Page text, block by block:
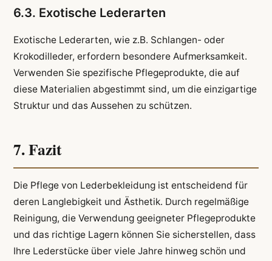
6.3. Exotische Lederarten
Exotische Lederarten, wie z.B. Schlangen- oder
Krokodilleder, erfordern besondere Aufmerksamkeit.
Verwenden Sie spezifische Pflegeprodukte, die auf
diese Materialien abgestimmt sind, um die einzigartige
Struktur und das Aussehen zu schützen.
7. Fazit
Die Pflege von Lederbekleidung ist entscheidend für
deren Langlebigkeit und Ästhetik. Durch regelmäßige
Reinigung, die Verwendung geeigneter Pflegeprodukte
und das richtige Lagern können Sie sicherstellen, dass
Ihre Lederstücke über viele Jahre hinweg schön und